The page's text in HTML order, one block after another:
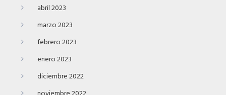
abril 2023
marzo 2023
febrero 2023
enero 2023
diciembre 2022